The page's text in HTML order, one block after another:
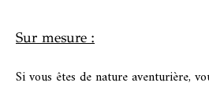
Sur mesure :
Si vous êtes de nature aventurière,